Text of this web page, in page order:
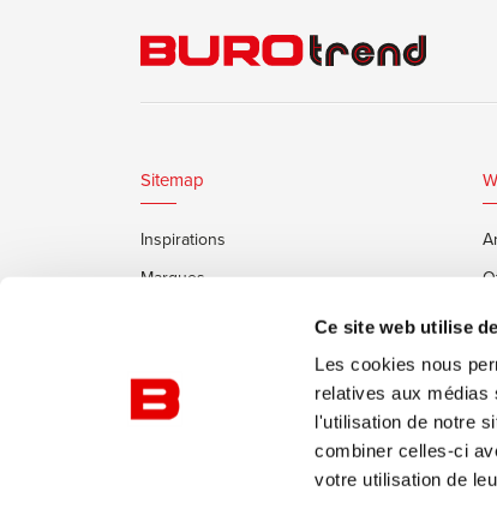
Ce site web utilise
Les cookies nous
relatives aux médias
l'utilisation de notre
combiner celles-ci
votre utilisation de
Sitemap
Inspirations
Marques
Cabines Insonorisées Framery
Politique de confidentialité